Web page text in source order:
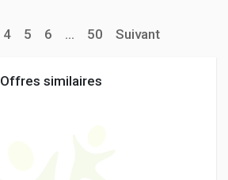
4 5 6 ... 50 Suivant
Offres similaires